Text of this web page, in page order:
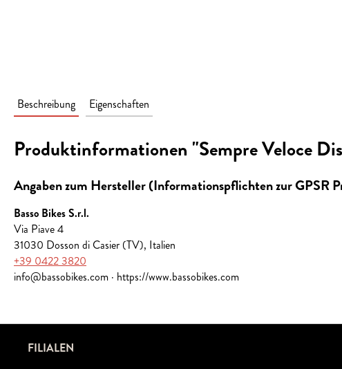
Beschreibung Eigenschaften
Produktinformationen "Sempre Veloce
Angaben zum Hersteller (Informationspflichten zur GPSR
Basso Bikes S.r.l.
Via Piave 4
31030 Dosson di Casier (TV), Italien
+39 0422 3820
info@bassobikes.com · https://www.bassobikes.com
FILIALEN